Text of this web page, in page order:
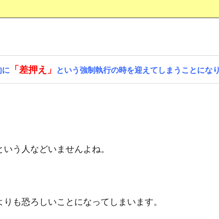
「差押え」 という強制執行の時を迎えてしまうことにな
う人などいませんよね。
も恐ろしいことになってしまいます。